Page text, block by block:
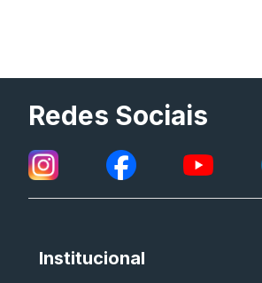
Redes Sociais
Institucional